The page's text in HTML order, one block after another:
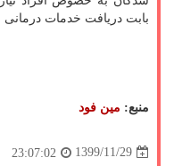
بابت دریافت خدمات درمانی
منبع: مین فود
1399/11/29
23:07:02